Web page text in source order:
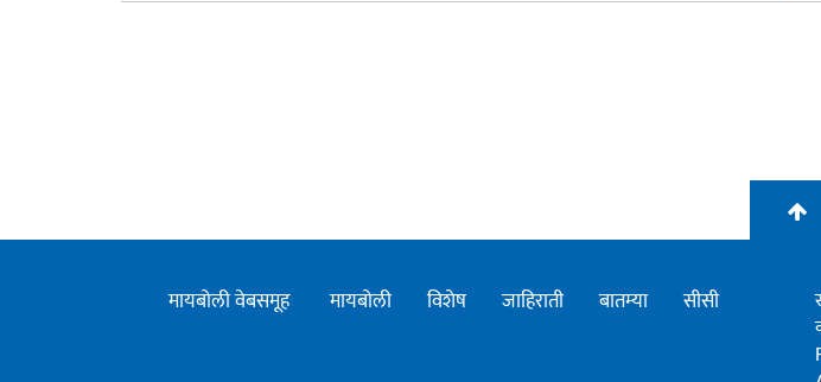
मायबोली वेबसमूह मायबोली विशेष जाहिराती बातम्या सीसी